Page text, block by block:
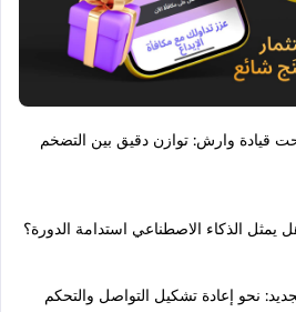
قيادة وارش: توازن دقيق بين التضخم
يمثل الذكاء الاصطناعي استدامة الدورة؟
نحو إعادة تشكيل التواصل والتحكم